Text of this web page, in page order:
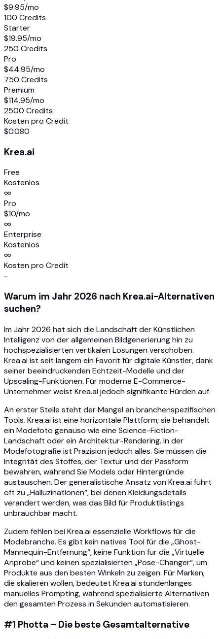
$9.95/mo
100 Credits
Starter
$19.95/mo
250 Credits
Pro
$44.95/mo
750 Credits
Premium
$114.95/mo
2500 Credits
Kosten pro Credit
$0.080
Krea.ai
Free
Kostenlos
∞
Pro
$10/mo
∞
Enterprise
Kostenlos
∞
Kosten pro Credit
-
Warum im Jahr 2026 nach Krea.ai-Alternativen
suchen?
Im Jahr 2026 hat sich die Landschaft der Künstlichen
Intelligenz von der allgemeinen Bildgenerierung hin zu
hochspezialisierten vertikalen Lösungen verschoben.
Krea.ai ist seit langem ein Favorit für digitale Künstler, dank
seiner beeindruckenden Echtzeit-Modelle und der
Upscaling-Funktionen. Für moderne E-Commerce-
Unternehmer weist Krea.ai jedoch signifikante Hürden auf.
An erster Stelle steht der Mangel an branchenspezifischen
Tools. Krea.ai ist eine horizontale Plattform; sie behandelt
ein Modefoto genauso wie eine Science-Fiction-
Landschaft oder ein Architektur-Rendering. In der
Modefotografie ist Präzision jedoch alles. Sie müssen die
Integrität des Stoffes, der Textur und der Passform
bewahren, während Sie Models oder Hintergründe
austauschen. Der generalistische Ansatz von Krea.ai führt
oft zu „Halluzinationen“, bei denen Kleidungsdetails
verändert werden, was das Bild für Produktlistings
unbrauchbar macht.
Zudem fehlen bei Krea.ai essenzielle Workflows für die
Modebranche. Es gibt kein natives Tool für die „Ghost-
Mannequin-Entfernung“, keine Funktion für die „Virtuelle
Anprobe“ und keinen spezialisierten „Pose-Changer“, um
Produkte aus den besten Winkeln zu zeigen. Für Marken,
die skalieren wollen, bedeutet Krea.ai stundenlanges
manuelles Prompting, während spezialisierte Alternativen
den gesamten Prozess in Sekunden automatisieren.
#1 Photta – Die beste Gesamtalternative